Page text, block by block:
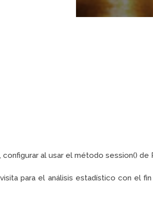
configurar al usar el método session() de
para el análisis estadístico con el